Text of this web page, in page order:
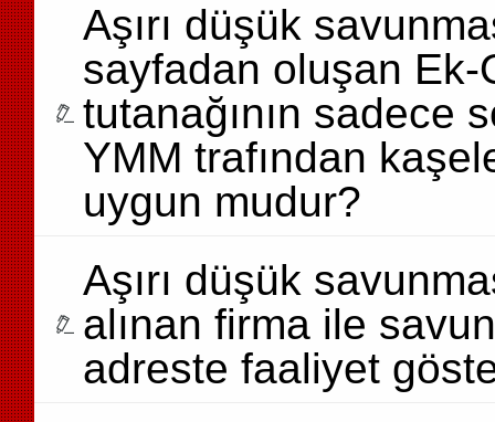
Aşırı düşük
sayfadan oluşan Ek-
tutanağının sadece
YMM trafından
uygun mudur?
Aşırı düşük
alınan firma ile
adreste faaliyet